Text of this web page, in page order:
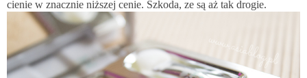
cienie w znacznie niższej cenie. Szkoda, ze są aż tak drogie.